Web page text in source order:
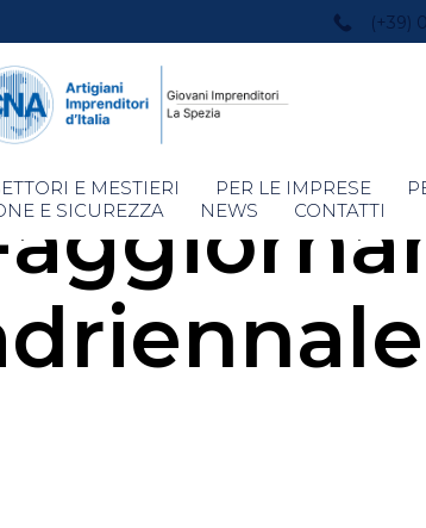
(+39)
Skip
to
E MESTIERI PER LE IMPRESE
E SICUREZZA
NEWS CONTATTI